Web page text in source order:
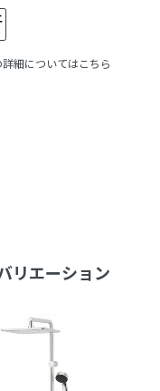
細についてはこちら
リエーション